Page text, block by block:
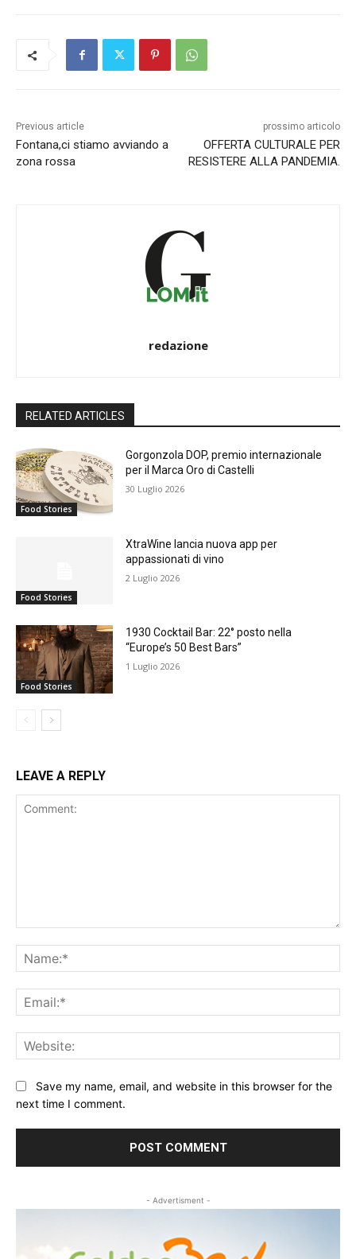
Previous article
Fontana,ci stiamo avviando a
zona rossa
prossimo articolo
OFFERTA CULTURALE PER
RESISTERE ALLA PANDEMIA.
redazione
RELATED ARTICLES
Food Stories
Gorgonzola DOP, premio internazionale
per il Marca Oro di Castelli
30 Luglio 2026
Food Stories
XtraWine lancia nuova app per
appassionati di vino
2 Luglio 2026
Food Stories
1930 Cocktail Bar: 22° posto nella
“Europe’s 50 Best Bars”
1 Luglio 2026
LEAVE A REPLY
Save my name, email, and website in this browser for the
next time I comment.
- Advertisment -